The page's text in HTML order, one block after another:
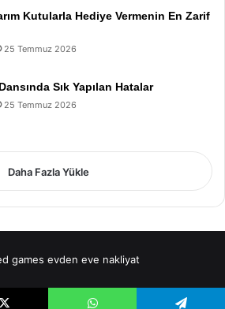
Kutularla Hediye Vermenin En Zarif
25 Temmuz 2026
Sık Yapılan Hatalar
25 Temmuz 2026
Daha Fazla Yükle
games evden eve nakliyat